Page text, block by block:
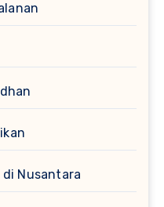
di Nusantara